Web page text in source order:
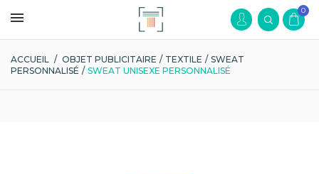
0
ACCUEIL / OBJET PUBLICITAIRE / TEXTILE / SWEAT
PERSONNALISÉ / SWEAT UNISEXE PERSONNALISÉ